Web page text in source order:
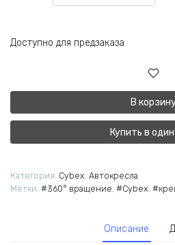
Доступно для предзаказа
В
Купить в
Категория: Cybex Автокресла
Метки: #360° вращение #Cybex
Описание